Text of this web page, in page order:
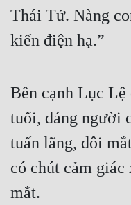
Thái Tử. Nàng
kiến điện hạ.”
Bên cạnh Lục Lệ
tuổi, dáng người
tuấn lãng, đôi
có chút cảm
mắt.